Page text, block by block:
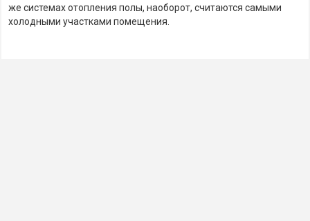
же системах отопления полы, наоборот, считаются самыми
холодными участками помещения.